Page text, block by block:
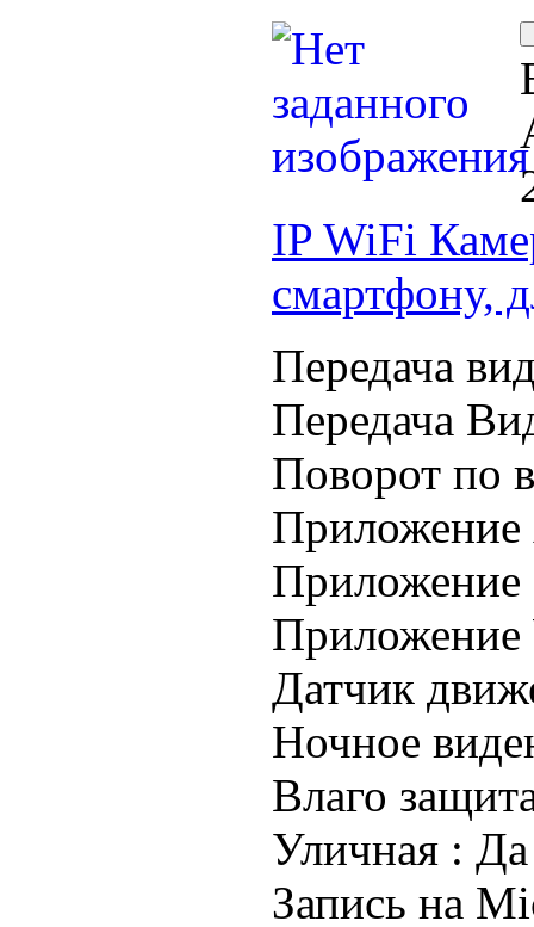
IP WiFi
смартфону,
Передача
Передача
Поворот по
Датчик
Ночное
Влаго
Уличная : Да
Запись на